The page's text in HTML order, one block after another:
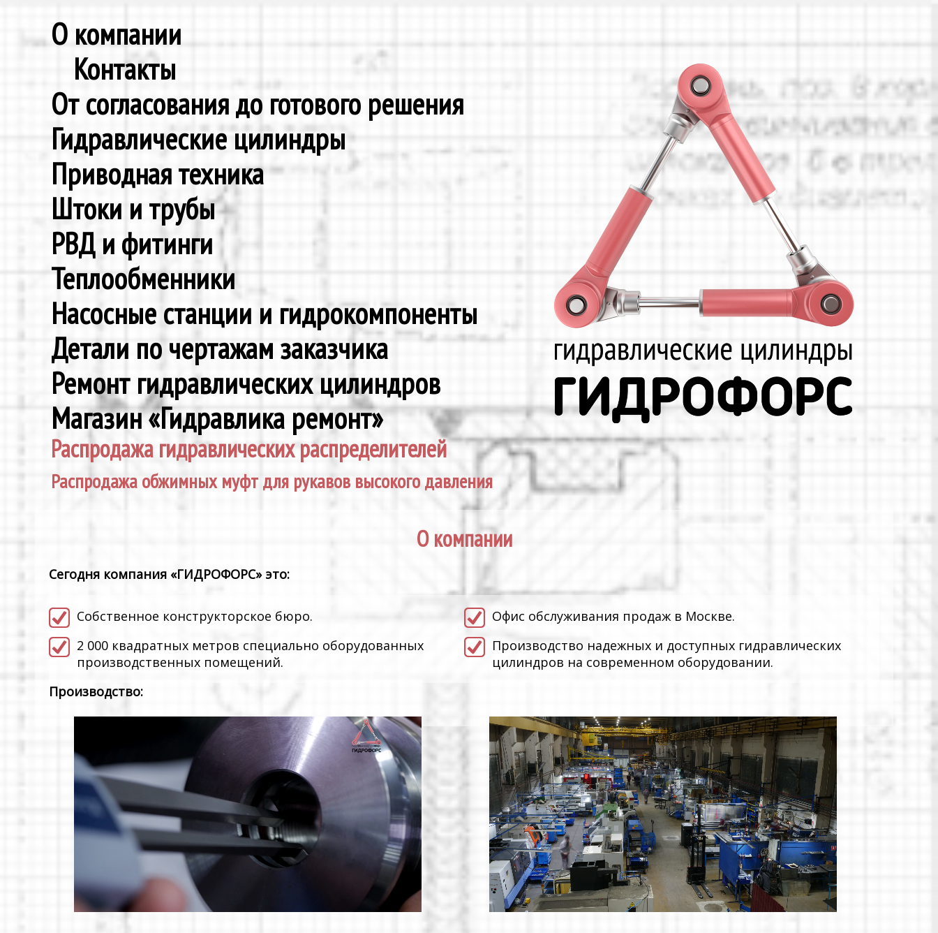
О компании
Контакты
От согласования до готового решения
Гидравлические цилиндры
Приводная техника
Штоки и трубы
РВД и фитинги
Теплообменники
Насосные станции и гидрокомпоненты
Детали по чертажам заказчика
Ремонт гидравлических цилиндров
Магазин «Гидравлика ремонт»
Распродажа гидравлических распределителей
Распродажа обжимных муфт для рукавов высокого давления
О компании
Сегодня компания «ГИДРОФОРС» это:
Cобственное конструкторское бюро.
2 000 квадратных метров специально оборудованных
производственных помещений.
Офис обслуживания продаж в Москве.
Производство надежных и доступных гидравлических
цилиндров на современном оборудовании.
Производство: